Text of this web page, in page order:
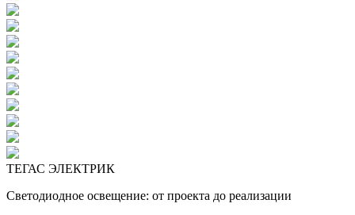
ТЕГАС ЭЛЕКТРИК
Светодиодное освещение: от проекта до реализации